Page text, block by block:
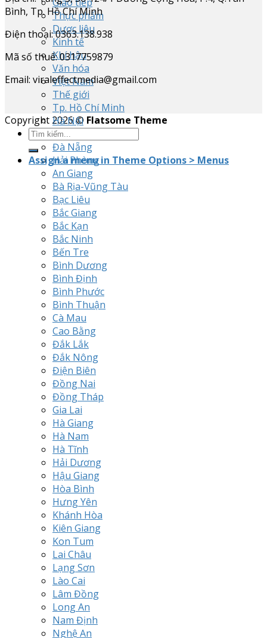
Thực phẩm
Dược liệu
Kinh tế
Khí hậu
Văn hóa
Việt Nam
Thế giới
Tp. Hồ Chí Minh
Hà Nội
Cần Thơ
Đà Nẵng
Hải Phòng
An Giang
Bà Rịa-Vũng Tàu
Bạc Liêu
Bắc Giang
Bắc Kạn
Bắc Ninh
Bến Tre
Bình Dương
Bình Định
Bình Phước
Bình Thuận
Cà Mau
Cao Bằng
Đắk Lắk
Đắk Nông
Điện Biên
Đồng Nai
Đồng Tháp
Gia Lai
Hà Giang
Hà Nam
Hà Tĩnh
Hải Dương
Hậu Giang
Hòa Bình
Hưng Yên
Khánh Hòa
Kiên Giang
Kon Tum
Lai Châu
Lạng Sơn
Lào Cai
Lâm Đồng
Long An
Nam Định
Nghệ An
Bình, Tp. Hồ Chí Minh
Điện thoại: 0363.138.938
Mã số thuế: 0317759879
Email: viraleffectmedia@gmail.com
Copyright 2026 © Flatsome Theme
Assign a menu in Theme Options > Menus